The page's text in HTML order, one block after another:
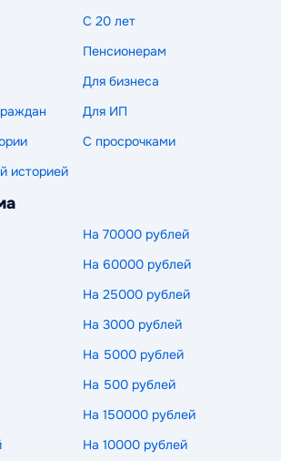
С 20 лет
Пенсионерам
Для бизнеса
Для ИП
С просрочками
историей
На 70000 рублей
На 60000 рублей
На 25000 рублей
На 3000 рублей
На 5000 рублей
На 500 рублей
На 150000 рублей
На 10000 рублей